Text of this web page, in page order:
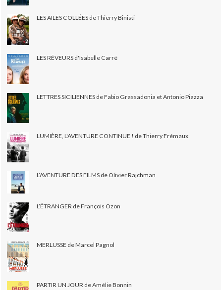
LES AILES COLLÉES de Thierry Binisti
LES RÊVEURS d'Isabelle Carré
LETTRES SICILIENNES de Fabio Grassadonia et Antonio Piazza
LUMIÈRE, L'AVENTURE CONTINUE ! de Thierry Frémaux
L’AVENTURE DES FILMS de Olivier Rajchman
L’ÉTRANGER de François Ozon
MERLUSSE de Marcel Pagnol
PARTIR UN JOUR de Amélie Bonnin